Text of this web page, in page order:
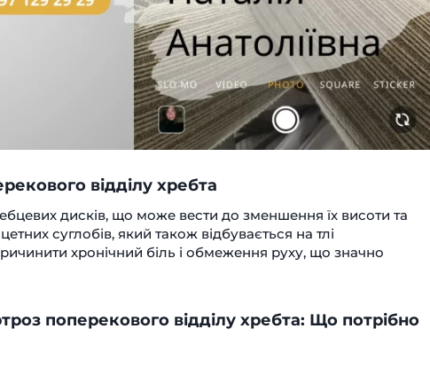
відділу хребта
дисків, що може вести до зменшення їх висоти та
суглобів, який також відбувається на тлі
хронічний біль і обмеження руху, що значно
поперекового відділу хребта: Що потрібно